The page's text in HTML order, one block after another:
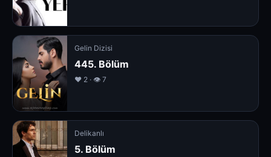
Gelin Dizisi
445. Bölüm
❤️ 2 · 👁 7
Delikanlı
5. Bölüm